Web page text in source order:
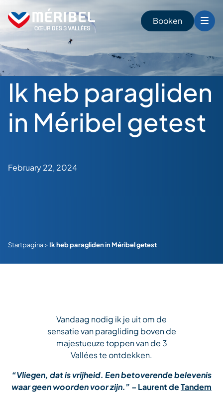
content
Booken
Ik heb paragliden
in Méribel getest
February 22, 2024
Startpagina> Ik heb paragliden in Méribel getest
Vandaag nodig ik je uit om de
sensatie van paragliding boven de
majestueuze toppen van de 3
Vallées te ontdekken.
“Vliegen, dat is vrijheid. Een betoverende belevenis
waar geen woorden voor zijn.” – Laurent deTandem